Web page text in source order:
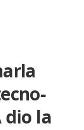
dio la